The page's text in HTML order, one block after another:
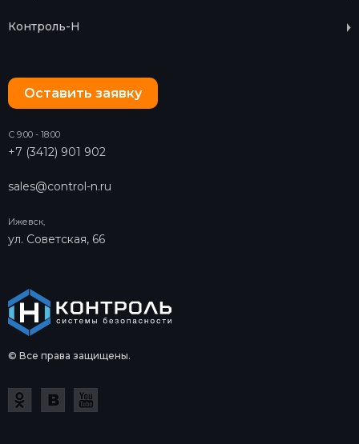
© Все права защищены.
Оставить заявку
С 9:00 - 18:00
+7 (3412) 901 902
sales@control-n.ru
Ижевск,
ул. Советская, 66
Контроль-Н